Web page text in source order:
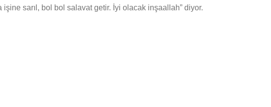
işine sarıl, bol bol salavat getir. İyi olacak inşaallah” diyor.